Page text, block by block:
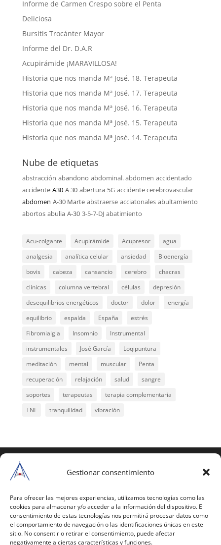
Gestionar consentimiento
Para ofrecer las mejores experiencias, utilizamos tecnologías como las
cookies para almacenar y/o acceder a la información del dispositivo. El
consentimiento de estas tecnologías nos permitirá procesar datos como
el comportamiento de navegación o las identificaciones únicas en este
sitio. No consentir o retirar el consentimiento, puede afectar
negativamente a ciertas características y funciones.
Informe de Carmen Crespo sobre el Penta
Deliciosa
Bursitis Trocánter Mayor
Informe del Dr. D.A.R
Acupirámide ¡MARAVILLOSA!
Historia que nos manda Mª José. 18. Terapeuta
Historia que nos manda Mª José. 17. Terapeuta
Historia que nos manda Mª José. 16. Terapeuta
Historia que nos manda Mª José. 15. Terapeuta
Historia que nos manda Mª José. 14. Terapeuta
Nube de etiquetas
abstracción abandono abdominal. abdomen accidentado
accidente A30 A 30 abertura 5G accidente cerebrovascular
abdomen A-30 Marte abstraerse acciatonales abultamiento
abortos abulia A-30 3-5-7-DJ abatimiento
Acu-colgante Acupirámide Acupresor
agua
analgesia
analítica celular ansiedad
Bioenergía
bovis
cabeza cansancio cerebro
chacras
clínicas
columna vertebral células
depresión
desequilibrios energéticos
doctor dolor
energía
equilibrio
espalda España
estrés
Fibromialgia
Insomnio
Instrumental
instrumentales
José García
Loqipuntura
meditación
mental muscular
Penta
recuperación
relajación salud
sangre
soportes
terapeutas
terapia complementaria
TNF
tranquilidad vibración
reservados
estas páginas o parte de ellas, necesita pedir
autorización por escrito a Mario Gil Sánchez.
Todos los instrumentales están PATENTADOS.